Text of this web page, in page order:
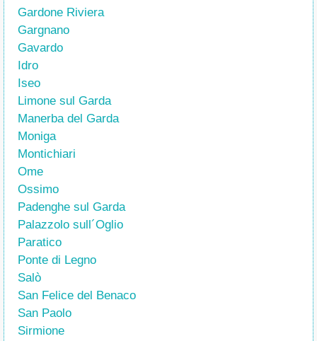
Gardone Riviera
Gargnano
Gavardo
Idro
Iseo
Limone sul Garda
Manerba del Garda
Moniga
Montichiari
Ome
Ossimo
Padenghe sul Garda
Palazzolo sull´Oglio
Paratico
Ponte di Legno
Salò
San Felice del Benaco
San Paolo
Sirmione